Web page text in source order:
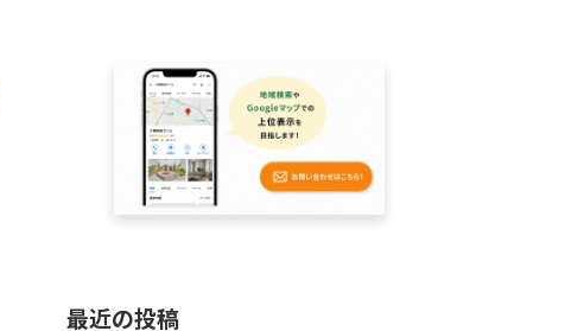
最近の投稿